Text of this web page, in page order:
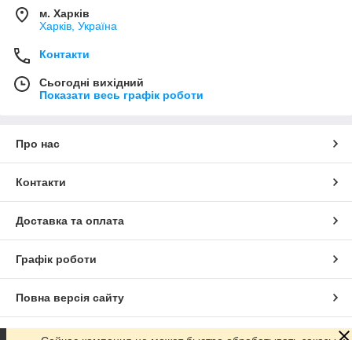
м. Харків
Харків, Україна
Контакти
Сьогодні вихідний
Показати весь графік роботи
Про нас
Контакти
Доставка та оплата
Графік роботи
Повна версія сайту
Сайт створено на маркетплейсі Prom.ua